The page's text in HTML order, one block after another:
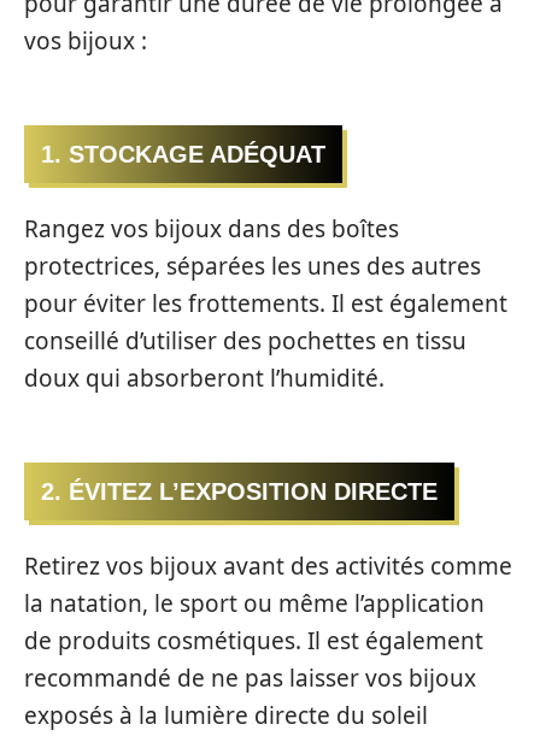
vos bijoux :
1. STOCKAGE ADÉQUAT
Rangez vos bijoux dans des boîtes
protectrices, séparées les unes des autres
pour éviter les frottements. Il est également
conseillé d’utiliser des pochettes en tissu
doux qui absorberont l’humidité.
2. ÉVITEZ L’EXPOSITION DIRECTE
Retirez vos bijoux avant des activités comme
la natation, le sport ou même l’application
de produits cosmétiques. Il est également
recommandé de ne pas laisser vos bijoux
exposés à la lumière directe du soleil